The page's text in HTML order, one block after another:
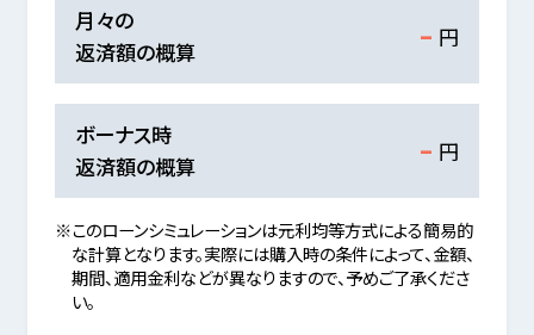
月々の
返済額の概算
- 円
ボーナス時
返済額の概算
- 円
※このローンシミュレーションは元利均等方式による簡易的
な計算となります。実際には購入時の条件によって、金額、
期間、適用金利などが異なりますので、予めご了承くださ
い。